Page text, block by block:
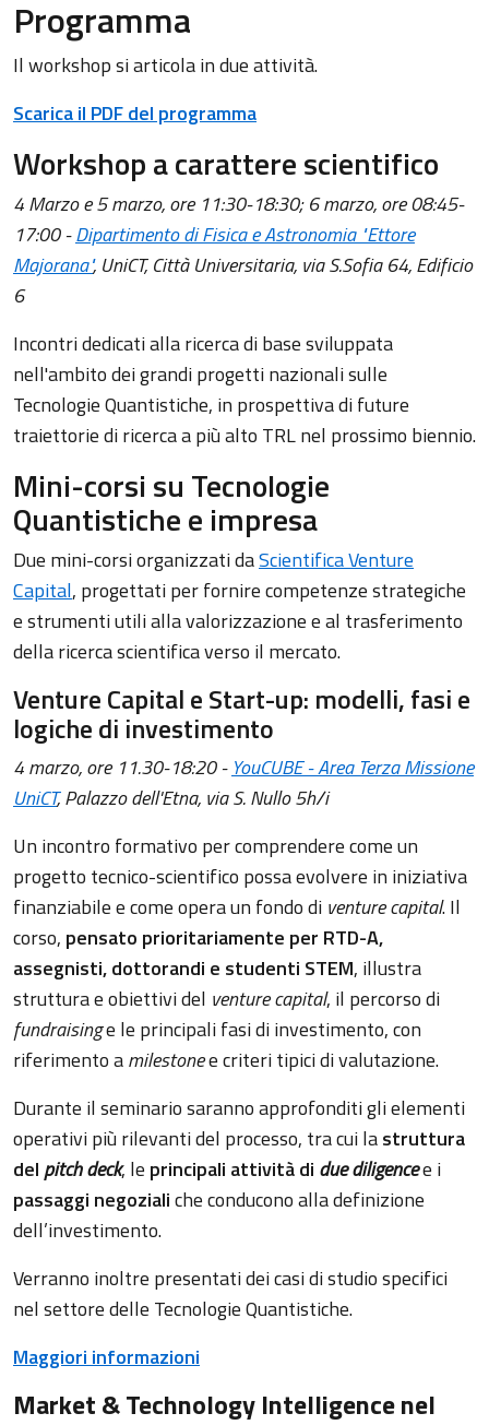
Programma
Il workshop si articola in due attività.
Scarica il PDF del programma
Workshop a carattere scientifico
4 Marzo e 5 marzo, ore 11:30-18:30; 6 marzo, ore 08:45-
17:00 -Dipartimento di Fisica e Astronomia "Ettore
Majorana", UniCT, Città Universitaria, via S.Sofia 64, Edificio
6
Incontri dedicati alla ricerca di base sviluppata
nell'ambito dei grandi progetti nazionali sulle
Tecnologie Quantistiche, in prospettiva di future
traiettorie di ricerca a più alto TRL nel prossimo biennio.
Mini-corsi su Tecnologie
Quantistiche e impresa
Due mini-corsi organizzati daScientifica Venture
Capital, progettati per fornire competenze strategiche
e strumenti utili alla valorizzazione e al trasferimento
della ricerca scientifica verso il mercato.
Venture Capital e Start-up: modelli, fasi e
logiche di investimento
4 marzo, ore 11.30-18:20 - YouCUBE - Area Terza Missione
UniCT, Palazzo dell'Etna, via S. Nullo 5h/i
Un incontro formativo per comprendere come un
progetto tecnico-scientifico possa evolvere in iniziativa
finanziabile e come opera un fondo di venture capital. Il
corso, pensato prioritariamente per RTD-A,
assegnisti, dottorandi e studenti STEM, illustra
struttura e obiettivi del venture capital, il percorso di
fundraisinge le principali fasi di investimento, con
riferimento amilestonee criteri tipici di valutazione.
Durante il seminario saranno approfonditi gli elementi
operativi più rilevanti del processo, tra cui lastruttura
del pitch deck, le principali attività di due diligencee i
passaggi negozialiche conducono alla definizione
dell’investimento.
Verranno inoltre presentati dei casi di studio specifici
nel settore delle Tecnologie Quantistiche.
Maggiori informazioni
Market & Technology Intelligence nel